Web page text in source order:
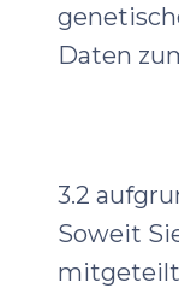
Daten
3.2
Soweit